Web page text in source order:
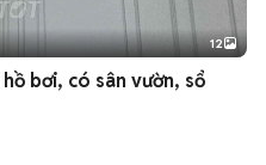
+2
12
bơi, có sân vườn, sổ